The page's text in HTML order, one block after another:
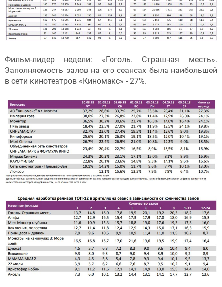
Фильм-лидер недели: «Гоголь. Страшная месть».
Заполняемость залов на его сеансах была наибольшей
в сети кинотеатров «Киномакс» - 27%.